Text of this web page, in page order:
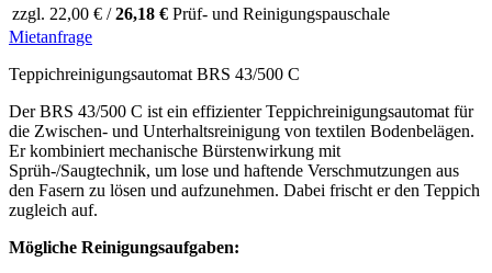
zzgl. 22,00 € /26,18 € Prüf- und Reinigungspauschale
Mietanfrage
Teppichreinigungsautomat BRS 43/500 C
Der BRS 43/500 C ist ein effizienter Teppichreinigungsautomat für
die Zwischen- und Unterhaltsreinigung von textilen Bodenbelägen.
Er kombiniert mechanische Bürstenwirkung mit
Sprüh-/Saugtechnik, um lose und haftende Verschmutzungen aus
den Fasern zu lösen und aufzunehmen. Dabei frischt er den Teppich
zugleich auf.
Mögliche Reinigungsaufgaben: